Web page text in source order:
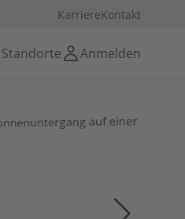
KarriereKontakt
Standorte Anmelden